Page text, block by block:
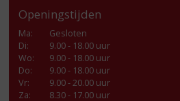
Openingstijden
Ma:
Gesloten
Di:
9.00 - 18.00 uur
Wo:
9.00 - 18.00 uur
Do:
9.00 - 18.00 uur
Vr:
9.00 - 20.00 uur
Za:
8.30 - 17.00 uur